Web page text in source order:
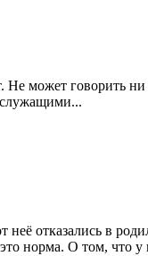
Не может говорить
служащими...
неё отказались в
норма. О том, что у